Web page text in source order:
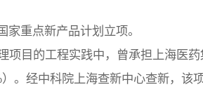
重点新产品计划立项。
项目的工程实践中，曾承担上海医
。经中科院上海查新中心查新，该